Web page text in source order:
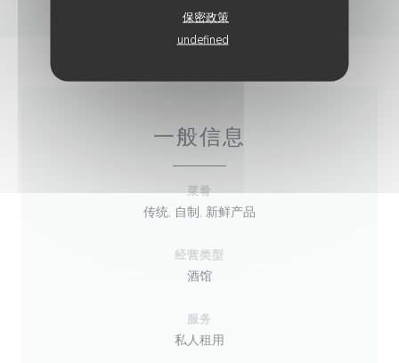
保密政策
undefined
一般信息
菜肴
传统, 自制, 新鲜产品
经营类型
酒馆
服务
私人租用